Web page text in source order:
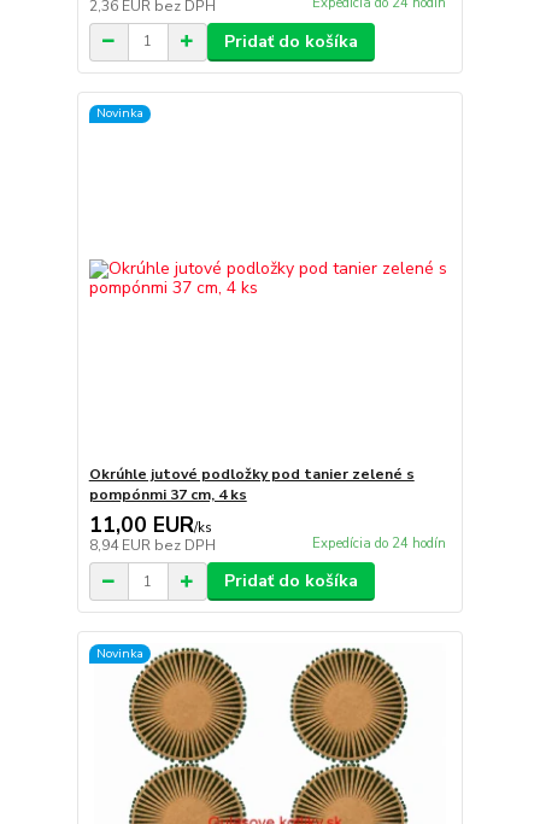
2,36 EUR bez DPH
Pridať do košíka
Novinka
Okrúhle jutové podložky pod tanier zelené s
pompónmi 37 cm, 4 ks
11,00 EUR/ks
8,94 EUR bez DPH Expedícia do 24 hodín
Pridať do košíka
Novinka